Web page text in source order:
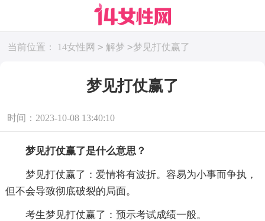
当前位置： 14女性网 > 解梦 >梦见打仗赢了
梦见打仗赢了
时间：2023-10-08 13:40:10
梦见打仗赢了是什么意思？
梦见打仗赢了：爱情将有波折。容易为小事而争执，
但不会导致彻底破裂的局面。
考生梦见打仗赢了：预示考试成绩一般。